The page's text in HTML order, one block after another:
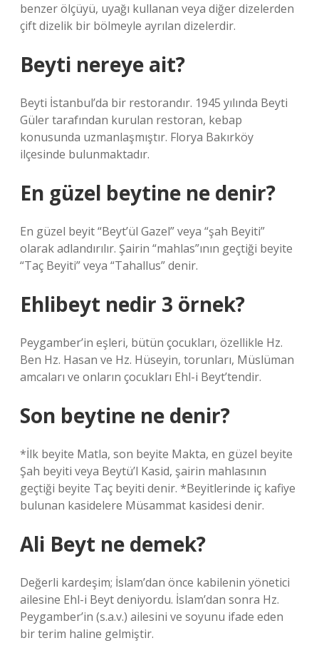
benzer ölçüyü, uyağı kullanan veya diğer dizelerden
çift dizelik bir bölmeyle ayrılan dizelerdir.
Beyti nereye ait?
Beyti İstanbul’da bir restorandır. 1945 yılında Beyti
Güler tarafından kurulan restoran, kebap
konusunda uzmanlaşmıştır. Florya Bakırköy
ilçesinde bulunmaktadır.
En güzel beytine ne denir?
En güzel beyit “Beyt’ül Gazel” veya “şah Beyiti”
olarak adlandırılır. Şairin “mahlas”ının geçtiği beyite
“Taç Beyiti” veya “Tahallus” denir.
Ehlibeyt nedir 3 örnek?
Peygamber’in eşleri, bütün çocukları, özellikle Hz.
Ben Hz. Hasan ve Hz. Hüseyin, torunları, Müslüman
amcaları ve onların çocukları Ehl-i Beyt’tendir.
Son beytine ne denir?
*İlk beyite Matla, son beyite Makta, en güzel beyite
Şah beyiti veya Beytü’l Kasid, şairin mahlasının
geçtiği beyite Taç beyiti denir. *Beyitlerinde iç kafiye
bulunan kasidelere Müsammat kasidesi denir.
Ali Beyt ne demek?
Değerli kardeşim; İslam’dan önce kabilenin yönetici
ailesine Ehl-i Beyt deniyordu. İslam’dan sonra Hz.
Peygamber’in (s.a.v.) ailesini ve soyunu ifade eden
bir terim haline gelmiştir.